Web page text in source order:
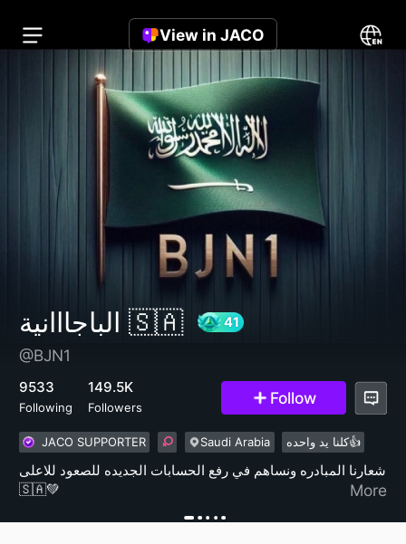
View in JACO
الباجااانية 🇸🇦
@BJN1
9533
Following
149.5K
Followers Follow
JACO SUPPORTER Saudi Arabia كلنا يد واحده👍
شعارنا المبادره ونساهم في رفع الحسابات الجديده للصعود للاعلى
🇸🇦💚
More